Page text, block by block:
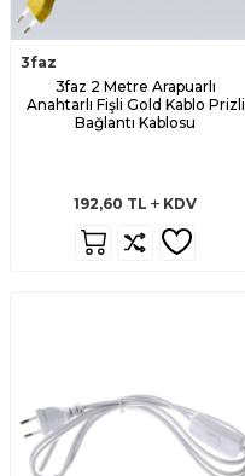
3faz
3faz 2 Metre Arapuarlı
Anahtarlı Fişli Gold Kablo Prizli
Bağlantı Kablosu
192,60 TL KDV